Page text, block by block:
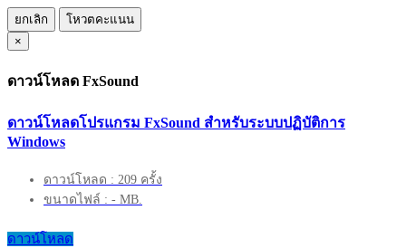
ยกเลิก
โหวตคะแนน
×
ดาวน์โหลด FxSound
ดาวน์โหลดโปรแกรม FxSound สำหรับระบบปฏิบัติการ
Windows
ดาวน์โหลด : 209 ครั้ง
ขนาดไฟล์ : - MB.
ดาวน์โหลด